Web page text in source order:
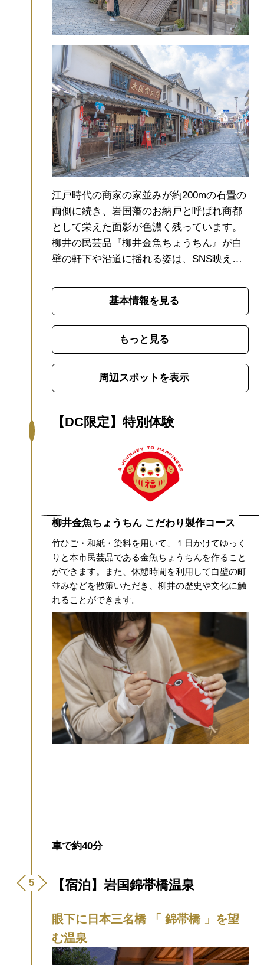
江戸時代の商家の家並みが約200mの石畳の
両側に続き、岩国藩のお納戸と呼ばれ商都
として栄えた面影が色濃く残っています。
柳井の民芸品『柳井金魚ちょうちん』が白
壁の軒下や沿道に揺れる姿は、SNS映えも
り、季節によってちょうちんの色や柄が変
化するので、訪れるたびに違う景色が楽し
めます。重要文化財の商家や柳井の伝統工
芸を体験できる施設、カフェもあるのでゆ
っくり街歩きするのがおすすめです。山口
県出身の元卓球選手、石川佳純さんが、山
口県内を旅しました。
しみました。風に揺れる姿が可愛くて思わ
基本情報を見る
もっと見る
周辺スポットを表示
【DC限定】特別体験
柳井金魚ちょうちん こだわり製作コース
竹ひご・和紙・染料を用いて、１日かけてゆっく
りと本市民芸品である金魚ちょうちんを作ること
ができます。また、休憩時間を利用して白壁の町
並みなどを散策いただき、柳井の歴史や文化に触
れることができます。
車で約40分
【宿泊】岩国錦帯橋温泉
眼下に日本三名橋 「 錦帯橋 」を望
む温泉